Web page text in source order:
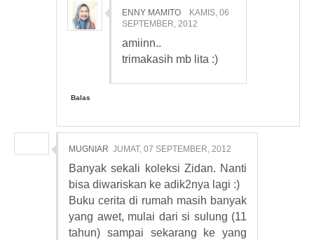
ENNY MAMITO
KAMIS, 06
SEPTEMBER, 2012
amiinn..
trimakasih mb lita :)
Balas
MUGNIAR JUMAT, 07 SEPTEMBER, 2012
Banyak sekali koleksi Zidan. Nanti
bisa diwariskan ke adik2nya lagi :)
Buku cerita di rumah masih banyak
yang awet, mulai dari si sulung (11
tahun) sampai sekarang ke yang